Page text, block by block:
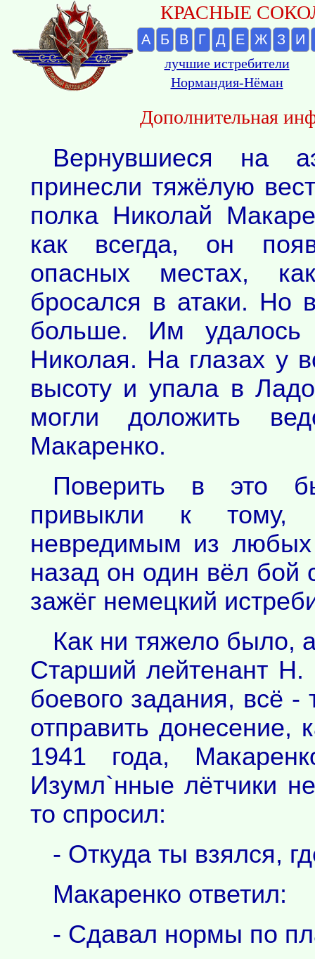
КРАСНЫЕ
А Б В Г Д Е Ж З И
лучшие истребители
Нормандия-Нёман
Дополнительная
Вернувшиеся на
принесли тяжёлую
полка Николай
как всегда, он
опасных местах,
бросался в атаки. Но
больше. Им удалось
Николая. На глазах у
высоту и упала в
могли доложить
Макаренко.
Поверить в это
привыкли к тому,
невредимым из любых
назад он один вёл
зажёг немецкий
Как ни тяжело было,
Старший лейтенант
боевого задания, всё
отправить донесение,
1941 года,
Изумл`нные лётчики
то спросил:
- Откуда ты взялся,
Макаренко ответил:
- Сдавал нормы по